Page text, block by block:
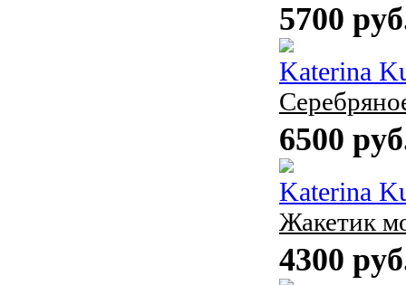
5700
Katerina
6500
Katerina
Жакетик
4300